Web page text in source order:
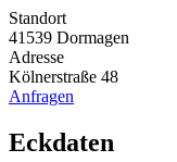
Standort
41539 Dormagen
Adresse
Kölnerstraße 48
Anfragen
Eckdaten